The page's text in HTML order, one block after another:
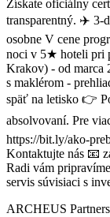
Získate oficiálny
transparentný. ✈️ 3-
osobne V cene
noci v 5★ hoteli pri
Krakov) - od marca
s maklérom -
späť na letisko 👉
absolvovaní. Pre
https://bit.ly/ako-
Kontaktujte nás 📧
Radi vám
servis súvisiaci s
ARCHEUS Partners